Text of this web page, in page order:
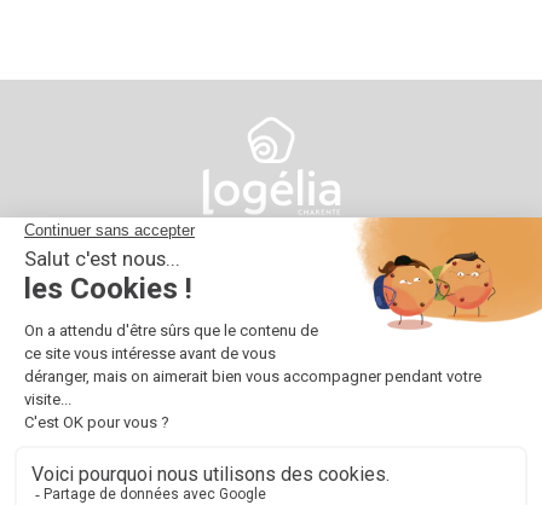
10 impasse d'Austerlitz
05 45 38 66 00
contact@logelia.fr